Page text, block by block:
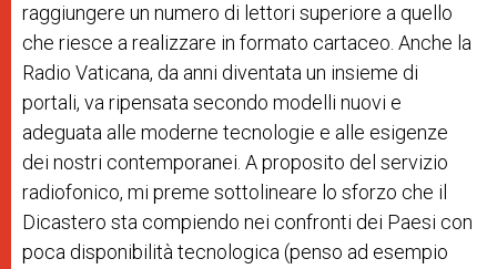
raggiungere un numero di lettori superiore a quello
che riesce a realizzare in formato cartaceo. Anche la
Radio Vaticana, da anni diventata un insieme di
portali, va ripensata secondo modelli nuovi e
adeguata alle moderne tecnologie e alle esigenze
dei nostri contemporanei. A proposito del servizio
radiofonico, mi preme sottolineare lo sforzo che il
Dicastero sta compiendo nei confronti dei Paesi con
poca disponibilità tecnologica (penso ad esempio